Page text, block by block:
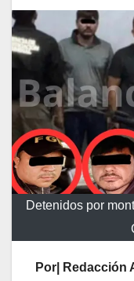
Detenidos por
Por| Redacción